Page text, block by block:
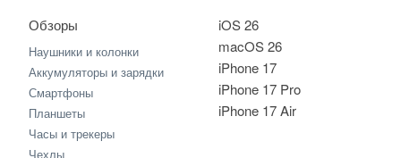
iOS 26
macOS 26
iPhone 17
iPhone 17 Pro
iPhone 17 Air
Обзоры
Наушники и колонки
Аккумуляторы и зарядки
Смартфоны
Планшеты
Часы и трекеры
Чехлы